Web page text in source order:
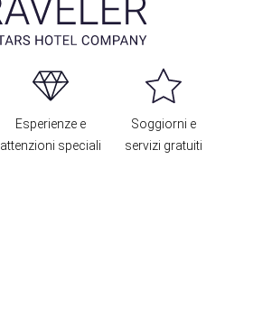
Esperienze e
attenzioni speciali
Soggiorni e
servizi gratuiti